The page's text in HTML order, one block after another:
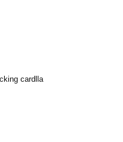
cardlla